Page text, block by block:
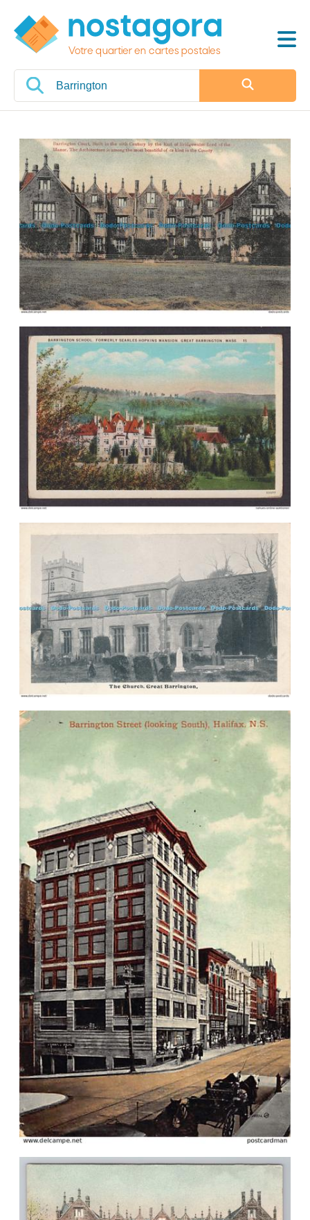
Votre quartier en cartes postales